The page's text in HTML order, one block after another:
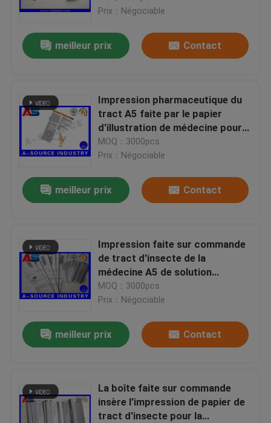
tri-Tren 200 huiles de stéroïdes
Prix：Négociable
meilleur prix Contact
Impression pharmaceutique du
tract A5 faite par le papier
d'illustration de médecine pour
le peptide de bodybuilding
MOQ：3000pcs
Prix：Négociable
meilleur prix Contact
Impression faite sur commande
de tract d'insecte de la
médecine A5 de solution
stéroïde d'huile pour la
testostérone d'injection
MOQ：3000pcs
Prix：Négociable
meilleur prix Contact
La boîte faite sur commande
insère l'impression de papier de
tract d'insecte pour la